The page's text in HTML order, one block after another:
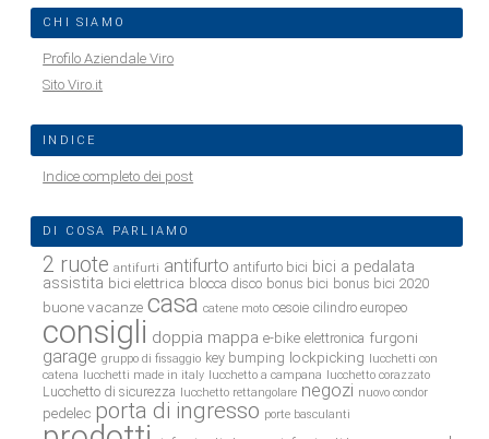
CHI SIAMO
Profilo Aziendale Viro
Sito Viro.it
INDICE
Indice completo dei post
DI COSA PARLIAMO
2 ruote antifurti antifurto antifurto bici bici a pedalata
assistita bici elettrica blocca disco bonus bici bonus bici 2020
buone vacanze casa catene moto cesoie cilindro europeo
consigli doppia mappa e-bike elettronica furgoni
garage gruppo di fissaggio key bumping lockpicking
lucchetti con
catena
lucchetti made in italy lucchetto a campana lucchetto corazzato
Lucchetto di sicurezza lucchetto rettangolare negozi nuovo condor
pedelec porta di ingresso porte basculanti